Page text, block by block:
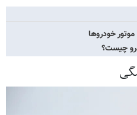
چیست؟